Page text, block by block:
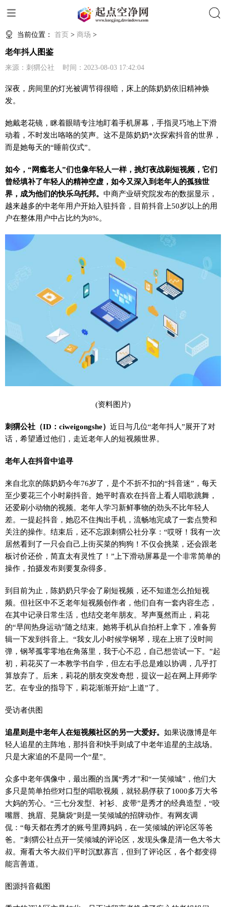
当前位置： 首页 > 商场 >
老年抖人图鉴
来源：刺猬公社 时间：2023-08-03 17:42:04
深夜，房间里的灯光被调节得很暗，床上的陈奶奶依旧精神焕
发。
她戴老花镜，眯着眼睛专注地盯着手机屏幕，手指灵巧地上下滑
动着，不时发出咯咯的笑声。这不是陈奶奶*次探索抖音的世界，
而是她每天的“睡前仪式”。
如今，“网瘾老人”们也像年轻人一样，挑灯夜战刷短视频，它们
曾经填补了年轻人的精神空虚，如今又深入到老年人的孤独世
界，成为他们的快乐乌托邦。 中商产业研究院发布的数据显示，
越来越多的中老年用户开始入驻抖音，目前抖音上50岁以上的用
户在整体用户中占比约为8%。
(资料图片)
刺猬公社（ID：ciweigongshe） 近日与几位“老年抖人”展开了对
话，希望通过他们，走近老年人的短视频世界。
老年人在抖音中追寻
来自北京的陈奶奶今年76岁了，是个不折不扣的“抖音迷”，每天
至少要花三个小时刷抖音。她平时喜欢在抖音上看人唱歌跳舞，
还爱刷小动物的视频。老年人学习新鲜事物的劲头不比年轻人
差。一提起抖音，她忍不住掏出手机，流畅地完成了一套点赞和
关注的操作。结束后，还不忘跟刺猬公社分享：“哎呀！我有一次
居然看到了一只会自己上街买菜的狗狗！不仅会挑菜，还会跟老
板讨价还价，简直太有灵性了！”上下滑动屏幕是一个非常简单的
操作，拍摄发布则要复杂得多。
到目前为止，陈奶奶只学会了刷短视频，还不知道怎么拍短视
频。但社区中不乏老年短视频创作者，他们自有一套内容生态，
在其中记录日常生活，也结交老年朋友。琴声戛然而止，莉花
的“早间热身运动”随之结束。她将手机从自拍杆上拿下，准备剪
辑一下发到抖音上。“我女儿小时候学钢琴，现在上班了没时间
弹，钢琴孤零零地在角落里，我于心不忍，自己想尝试一下。”起
初，莉花买了一本教学书自学，但左右手总是难以协调，几乎打
算放弃了。后来，莉花的朋友突发奇想，提议一起在网上拜师学
艺。在专业的指导下，莉花渐渐开始“上道”了。
受访者供图
追星则是中老年人在短视频社区的另一大爱好。 如果说微博是年
轻人追星的主阵地，那抖音和快手则成了中老年追星的主战场。
只是大家追的不是同一个“星”。
众多中老年偶像中，最出圈的当属“秀才”和“一笑倾城”，他们大
多只是简单拍些对口型的唱歌视频，就轻易俘获了1000多万大爷
大妈的芳心。“三七分发型、衬衫、皮带”是秀才的经典造型，“咬
嘴唇、挑眉、晃脑袋”则是一笑倾城的招牌动作。有网友调
侃：“每天都在秀才的账号里蹲妈妈，在一笑倾城的评论区等爸
爸。”刺猬公社点开一笑倾城的评论区，发现头像是清一色大爷大
叔。甭看大爷大叔们平时沉默寡言，但到了评论区，各个都变得
能言善道。
图源抖音截图